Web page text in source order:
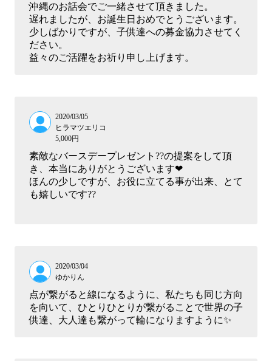
沖縄のお話会でご一緒させて頂きました。
遅れましたが、お誕生日おめでとうございます。
少しばかりですが、子供達への募金協力させてく
ださい。
益々のご活躍をお祈り申し上げます。
2020/03/05
ヒラマツエリコ
5,000円
素敵なバースデープレゼント??の提案をして頂
き、本当にありがとうございます❤
ほんの少しですが、お役に立てる事が出来、とて
も嬉しいです??
2020/03/04
ゆかりん
点が繋がると線になるように、私たちも同じ方向
を向いて、ひとりひとりが繋がることで世界の子
供達、大人達も繋がって輪になりますように✨